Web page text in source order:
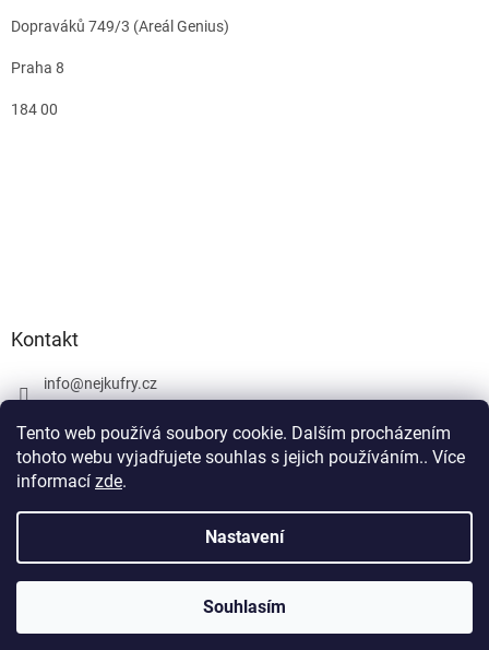
Tento web používá soubory cookie. Dalším procházením
tohoto webu vyjadřujete souhlas s jejich používáním.. Více
informací zde.
Nastavení
Souhlasím
Dopraváků 749/3 (Areál Genius)
Praha 8
184 00
Kontakt
info@nejkufry.cz
Facebook
Vytvořil Shoptet Premium
nejkufry.cz. Všechna práva vyhrazena.